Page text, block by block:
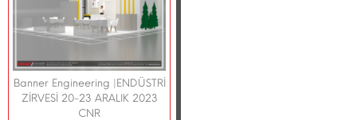
Banner Engineering |ENDÜSTRİ
ZİRVESİ 20-23 ARALIK 2023
CNR